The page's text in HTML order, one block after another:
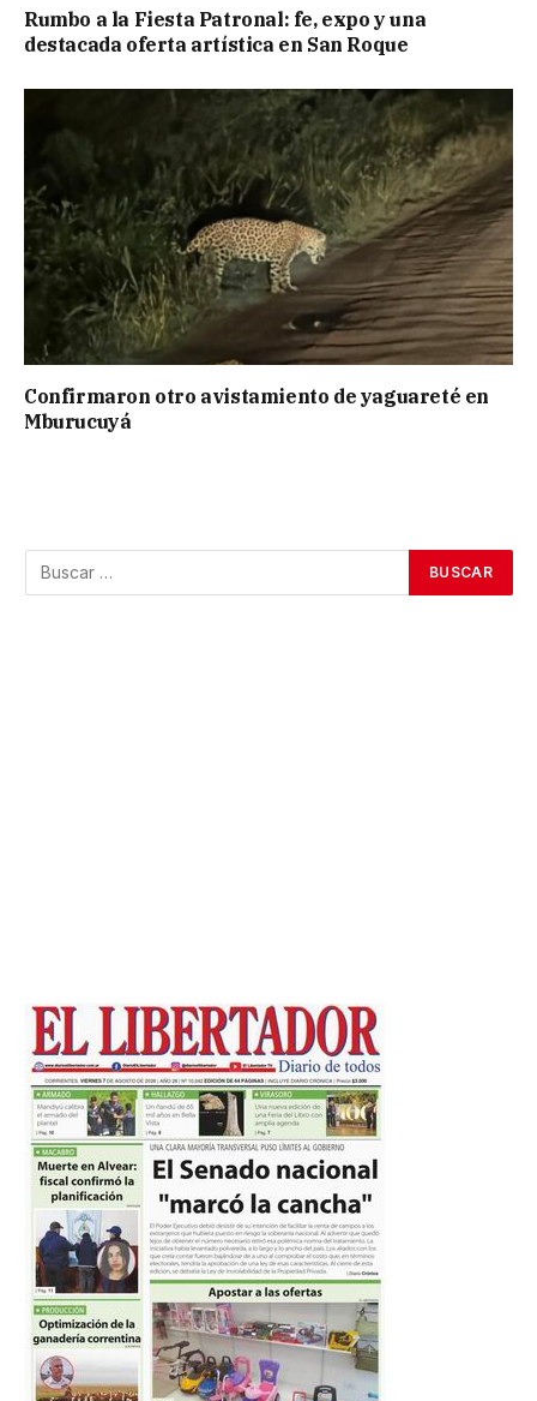
Rumbo a la Fiesta Patronal: fe, expo y una
destacada oferta artística en San Roque
Confirmaron otro avistamiento de yaguareté en
Mburucuyá